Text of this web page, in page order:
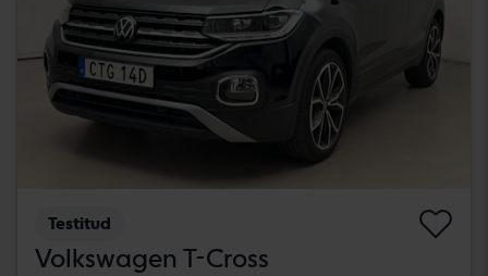
Testitud
Volkswagen T-Cross